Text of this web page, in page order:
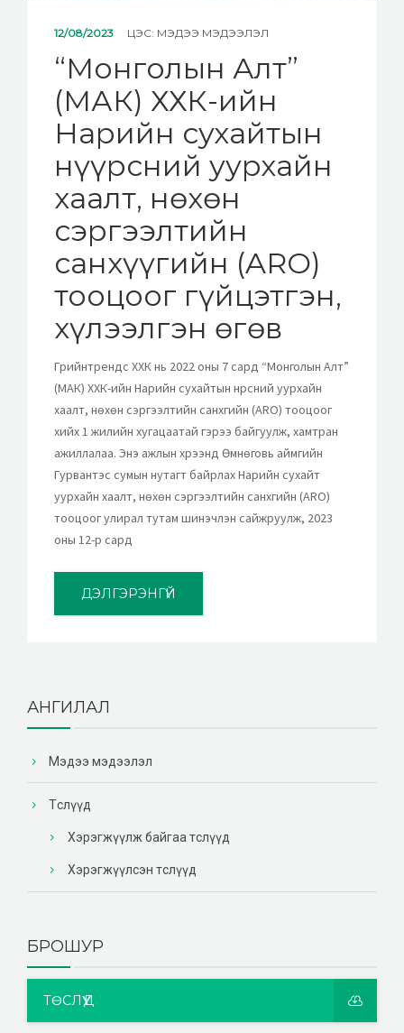
12/08/2023 ЦЭС: МЭДЭЭ МЭДЭЭЛЭЛ
“Монголын Алт”
(МАК) ХХК-ийн
Нарийн сухайтын
нүүрсний уурхайн
хаалт, нөхөн
сэргээлтийн
санхүүгийн (ARO)
тооцоог гүйцэтгэн,
хүлээлгэн өгөв
Грийнтрендс ХХК нь 2022 оны 7 сард “Монголын Алт”
(МАК) ХХК-ийн Нарийн сухайтын нүүрсний уурхайн
хаалт, нөхөн сэргээлтийн санхүүгийн (ARO) тооцоог
хийх 1 жилийн хугацаатай гэрээ байгуулж, хамтран
ажиллалаа. Энэ ажлын хүрээнд Өмнөговь аймгийн
Гурвантэс сумын нутагт байрлах Нарийн сухайт
уурхайн хаалт, нөхөн сэргээлтийн санхүүгийн (ARO)
тооцоог улирал тутам шинэчлэн сайжруулж, 2023
оны 12-р сард
ДЭЛГЭРЭНГҮЙ
АНГИЛАЛ
Мэдээ мэдээлэл
Төслүүд
Хэрэгжүүлж байгаа төслүүд
Хэрэгжүүлсэн төслүүд
БРОШУР
ТӨСЛҮҮД